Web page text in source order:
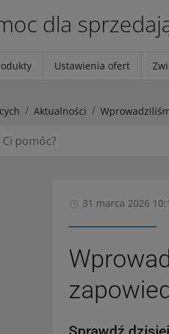
dla
Ustawienia ofert
Aktualności
31 marca 2026